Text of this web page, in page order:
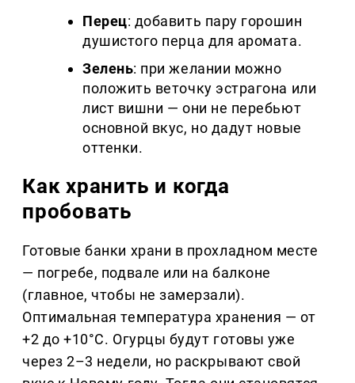
Перец: добавить пару горошин
душистого перца для аромата.
Зелень: при желании можно
положить веточку эстрагона или
лист вишни — они не перебьют
основной вкус, но дадут новые
оттенки.
Как хранить и когда
пробовать
Готовые банки храни в прохладном месте
— погребе, подвале или на балконе
(главное, чтобы не замерзали).
Оптимальная температура хранения — от
+2 до +10°C. Огурцы будут готовы уже
через 2–3 недели, но раскрывают свой